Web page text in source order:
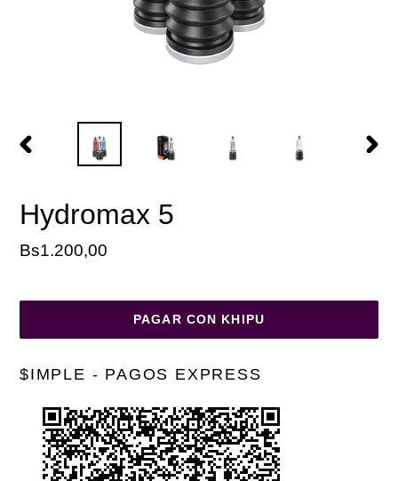
ANTERIOR
Hydromax 5
Precio
Bs1.200,00
PAGAR CON KHIPU
el
carrito
$IMPLE - PAGOS EXPRESS